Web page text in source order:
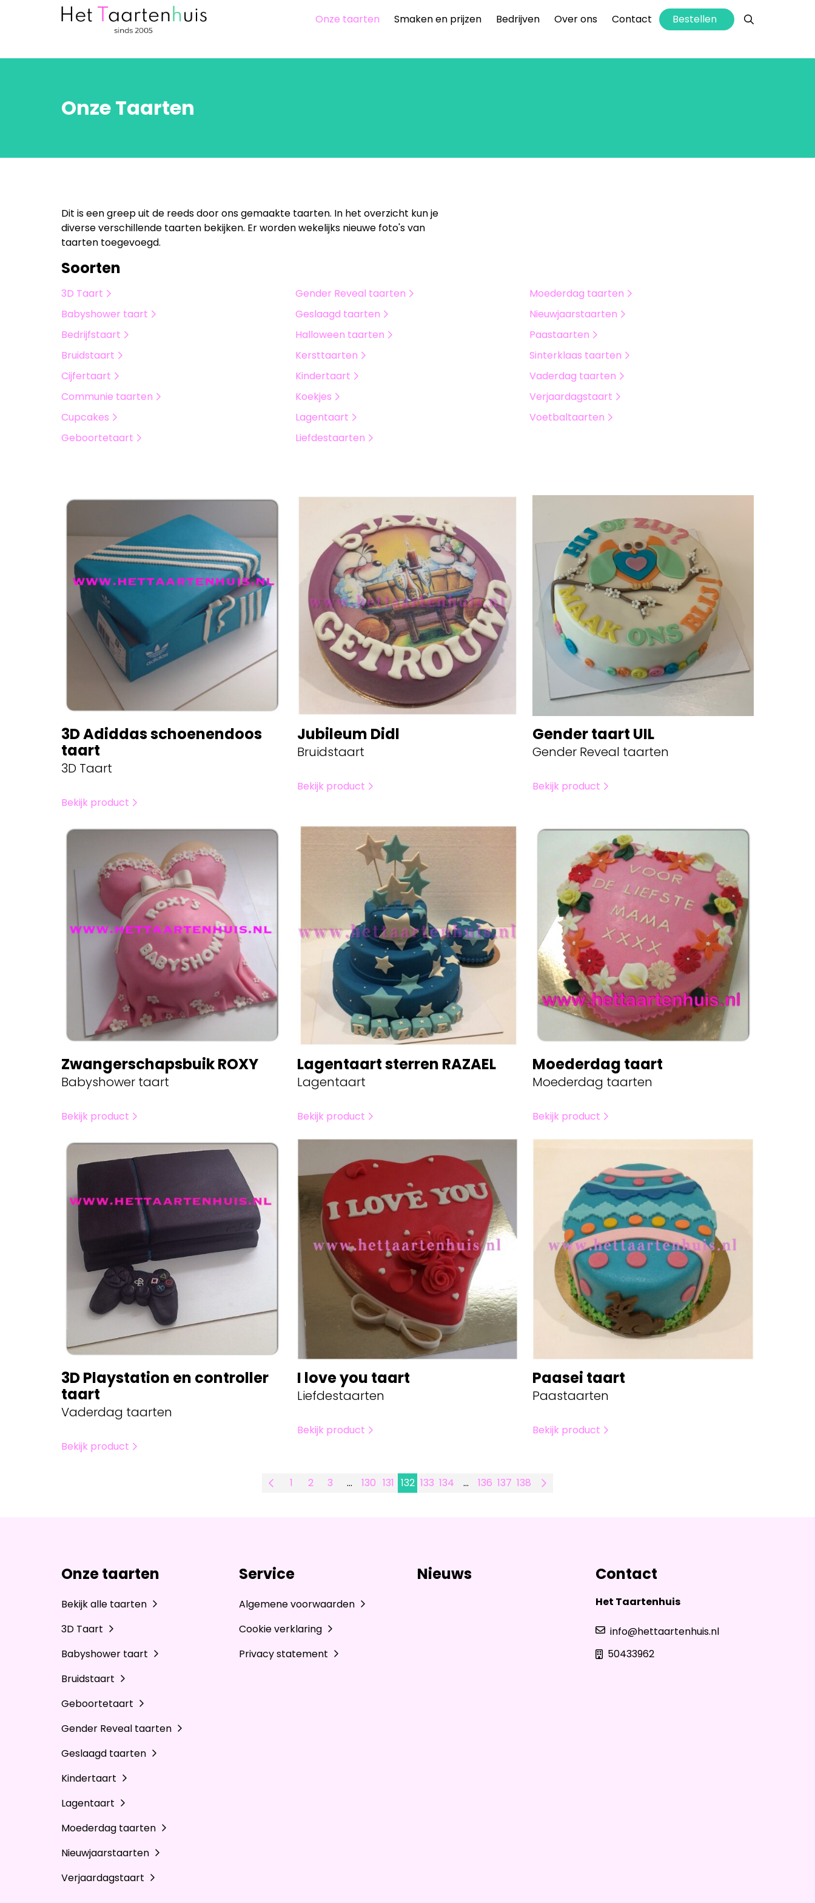
info@hettaartenhuis.nl
Onze taarten Smaken en prijzen Bedrijven Over ons Contact Bestellen
Onze Taarten
Dit is een greep uit de reeds door ons gemaakte taarten. In het overzicht kun je
diverse verschillende taarten bekijken. Er worden wekelijks nieuwe foto's van
taarten toegevoegd.
Soorten
3D Taart
Babyshower taart
Bedrijfstaart
Bruidstaart
Cijfertaart
Communie taarten
Cupcakes
Geboortetaart
Gender Reveal taarten
Geslaagd taarten
Halloween taarten
Kersttaarten
Kindertaart
Koekjes
Lagentaart
Liefdestaarten
Moederdag taarten
Nieuwjaarstaarten
Paastaarten
Sinterklaas taarten
Vaderdag taarten
Verjaardagstaart
Voetbaltaarten
3D Adiddas schoenendoos
taart
3D Taart
Bekijk product
Jubileum Didl
Bruidstaart
Bekijk product
Gender taart UIL
Gender Reveal taarten
Bekijk product
Zwangerschapsbuik ROXY
Babyshower taart
Bekijk product
Lagentaart sterren RAZAEL
Lagentaart
Bekijk product
Moederdag taart
Moederdag taarten
Bekijk product
3D Playstation en controller
taart
Vaderdag taarten
Bekijk product
I love you taart
Liefdestaarten
Bekijk product
Paasei taart
Paastaarten
Bekijk product
1 2 3 … 130 131 132 133 134 … 136 137 138
Onze taarten
Bekijk alle taarten
3D Taart
Babyshower taart
Bruidstaart
Geboortetaart
Gender Reveal taarten
Geslaagd taarten
Kindertaart
Lagentaart
Moederdag taarten
Nieuwjaarstaarten
Verjaardagstaart
Service
Algemene voorwaarden
Cookie verklaring
Privacy statement
Nieuws Contact
Het Taartenhuis
info@hettaartenhuis.nl
50433962